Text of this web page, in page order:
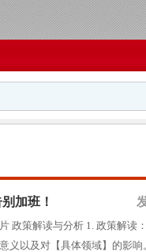
加班！
政策解读与分析 1. 政策解读
义以及对【具体领域】的影响